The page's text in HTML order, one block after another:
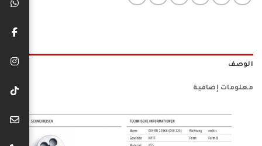
الوصف
معلومات إضافية